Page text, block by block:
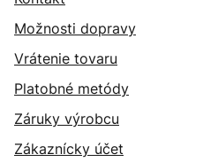
Možnosti dopravy
Vrátenie tovaru
Platobné metódy
Záruky výrobcu
Zákaznícky účet